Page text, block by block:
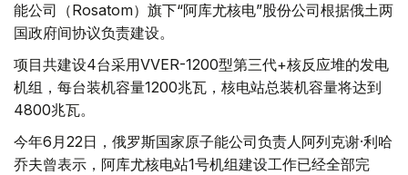
能公司（Rosatom）旗下“阿库尤核电”股份公司根据俄土两
国政府间协议负责建设。
项目共建设4台采用VVER-1200型第三代+核反应堆的发电
机组，每台装机容量1200兆瓦，核电站总装机容量将达到
4800兆瓦。
今年6月22日，俄罗斯国家原子能公司负责人阿列克谢·利哈
乔夫曾表示，阿库尤核电站1号机组建设工作已经全部完